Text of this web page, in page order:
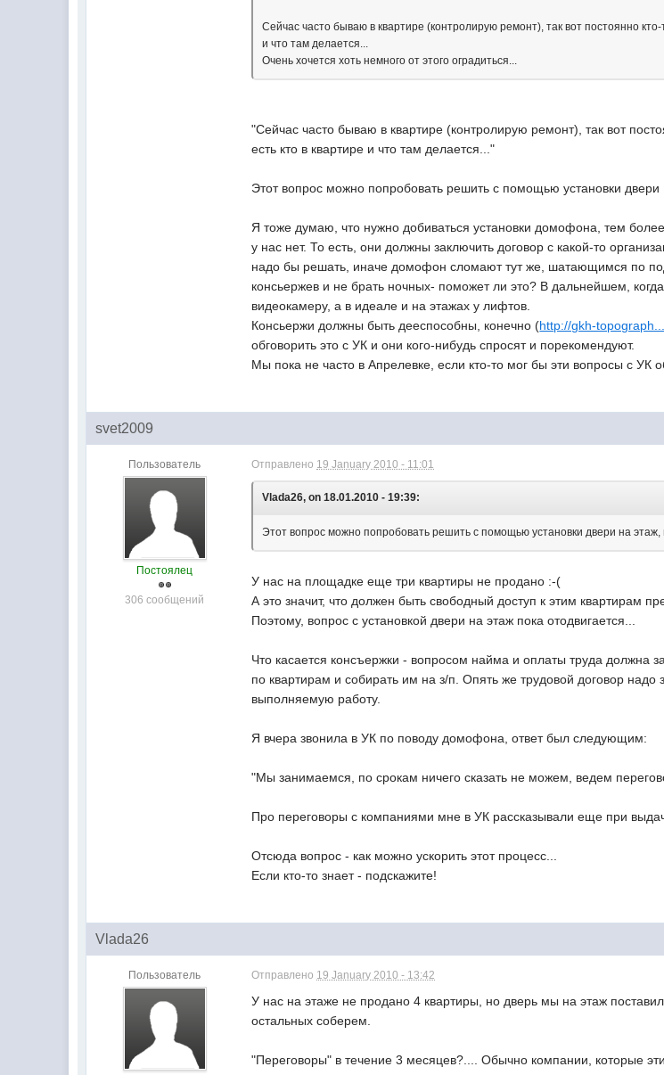
Сейчас часто бываю в квартире (контролирую ремонт), так вот постоянно кто-
и что там делается...
Очень хочется хоть немного от этого оградиться...
"Сейчас часто бываю в квартире (контролирую ремонт), так вот
есть кто в квартире и что там делается..."
Этот вопрос можно попробовать решить с помощью установки двери
Я тоже думаю, что нужно добиваться установки домофона, тем
у нас нет. То есть, они должны заключить договор с какой-то
надо бы решать, иначе домофон сломают тут же, шатающимся по
консьержев и не брать ночных- поможет ли это? В дальнейшем,
видеокамеру, а в идеале и на этажах у лифтов.
Консьержи должны быть дееспособны, конечно (http://gkh-
обговорить это с УК и они кого-нибудь спросят и порекомендуют.
Мы пока не часто в Апрелевке, если кто-то мог бы эти вопросы с УК
svet2009
Пользователь
Постоялец
306 сообщений
Отправлено 19 January 2010 - 11:01
Vlada26, on 18.01.2010 - 19:39:
Этот вопрос можно попробовать решить с помощью установки двери на этаж,
У нас на площадке еще три квартиры не продано :-(
А это значит, что должен быть свободный доступ к этим квартирам
Поэтому, вопрос с установкой двери на этаж пока отодвигается...
Что касается консъержки - вопросом найма и оплаты труда должна
по квартирам и собирать им на з/п. Опять же трудовой договор
выполняемую работу.
Я вчера звонила в УК по поводу домофона, ответ был следующим:
"Мы занимаемся, по срокам ничего сказать не можем, ведем
Про переговоры с компаниями мне в УК рассказывали еще при
Отсюда вопрос - как можно ускорить этот процесс...
Если кто-то знает - подскажите!
Vlada26
Пользователь Отправлено 19 January 2010 - 13:42
У нас на этаже не продано 4 квартиры, но дверь мы на этаж
остальных соберем.
"Переговоры" в течение 3 месяцев?.... Обычно компании, которые